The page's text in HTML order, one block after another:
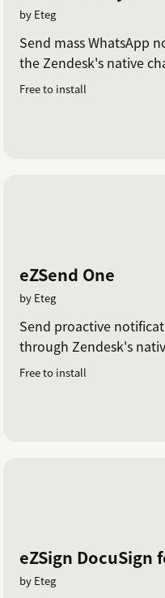
by Eteg
Send mass WhatsApp
the Zendesk's native
Free to install
eZSend One
by Eteg
Send proactive
through Zendesk's
Free to install
eZSign DocuSign
by Eteg